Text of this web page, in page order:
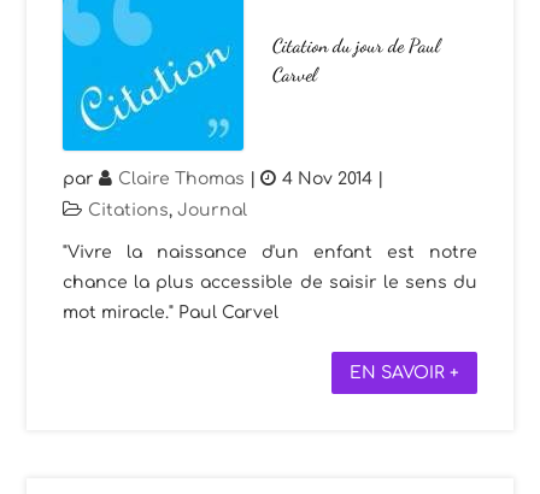
Citation du jour de Paul
Carvel
par Claire Thomas | 4 Nov 2014 |
Citations,Journal
"Vivre la naissance d'un enfant est notre
chance la plus accessible de saisir le sens du
mot miracle." Paul Carvel
EN SAVOIR +